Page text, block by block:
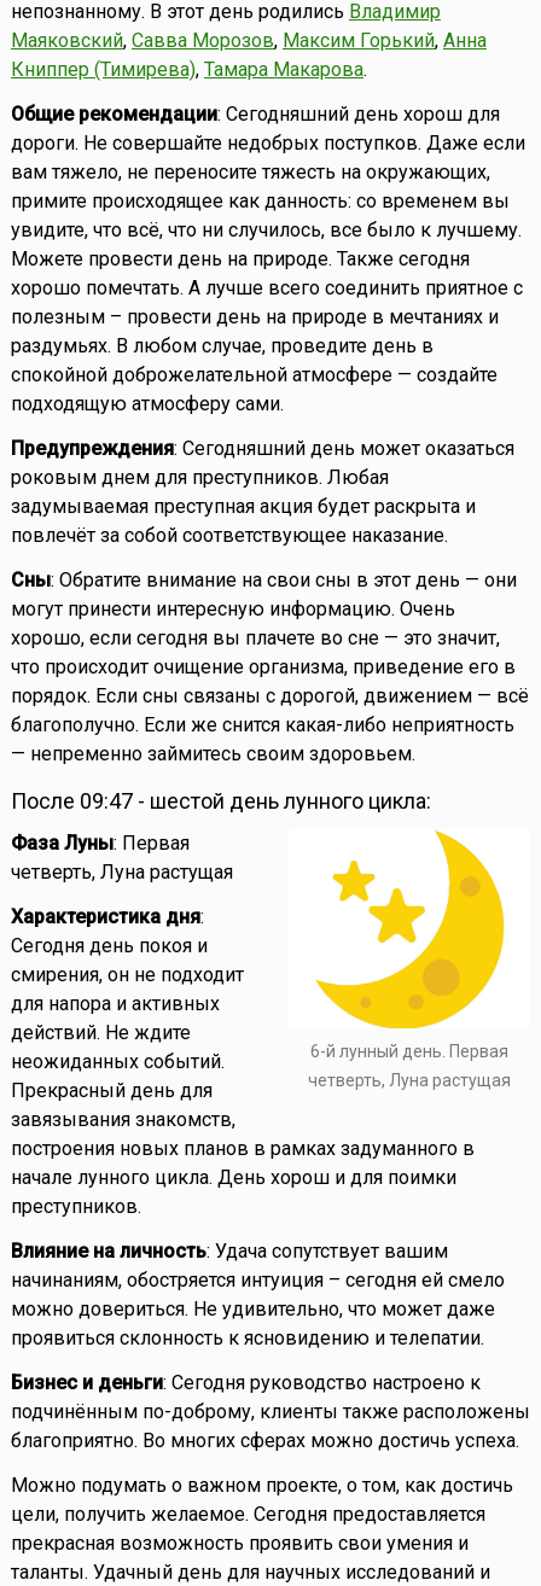
непознанному. В этот день родились Владимир
Маяковский, Савва Морозов, Максим Горький, Анна
Книппер (Тимирева), Тамара Макарова.
Общие рекомендации: Сегодняшний день хорош для
дороги. Не совершайте недобрых поступков. Даже если
вам тяжело, не переносите тяжесть на окружающих,
примите происходящее как данность: со временем вы
увидите, что всё, что ни случилось, все было к лучшему.
Можете провести день на природе. Также сегодня
хорошо помечтать. А лучше всего соединить приятное с
полезным – провести день на природе в мечтаниях и
раздумьях. В любом случае, проведите день в
спокойной доброжелательной атмосфере — создайте
подходящую атмосферу сами.
Предупреждения: Сегодняшний день может оказаться
роковым днем для преступников. Любая
задумываемая преступная акция будет раскрыта и
повлечёт за собой соответствующее наказание.
Сны: Обратите внимание на свои сны в этот день — они
могут принести интересную информацию. Очень
хорошо, если сегодня вы плачете во сне — это значит,
что происходит очищение организма, приведение его в
порядок. Если сны связаны с дорогой, движением — всё
благополучно. Если же снится какая-либо неприятность
— непременно займитесь своим здоровьем.
После 09:47 - шестой день лунного цикла:
6-й лунный день. Первая
четверть, Луна растущая
Фаза Луны: Первая
четверть, Луна растущая
Характеристика дня:
Сегодня день покоя и
смирения, он не подходит
для напора и активных
действий. Не ждите
неожиданных событий.
Прекрасный день для
завязывания знакомств,
построения новых планов в рамках задуманного в
начале лунного цикла. День хорош и для поимки
преступников.
Влияние на личность: Удача сопутствует вашим
начинаниям, обостряется интуиция – сегодня ей смело
можно довериться. Не удивительно, что может даже
проявиться склонность к ясновидению и телепатии.
Бизнес и деньги: Сегодня руководство настроено к
подчинённым по-доброму, клиенты также расположены
благоприятно. Во многих сферах можно достичь успеха.
Можно подумать о важном проекте, о том, как достичь
цели, получить желаемое. Сегодня предоставляется
прекрасная возможность проявить свои умения и
таланты. Удачный день для научных исследований и